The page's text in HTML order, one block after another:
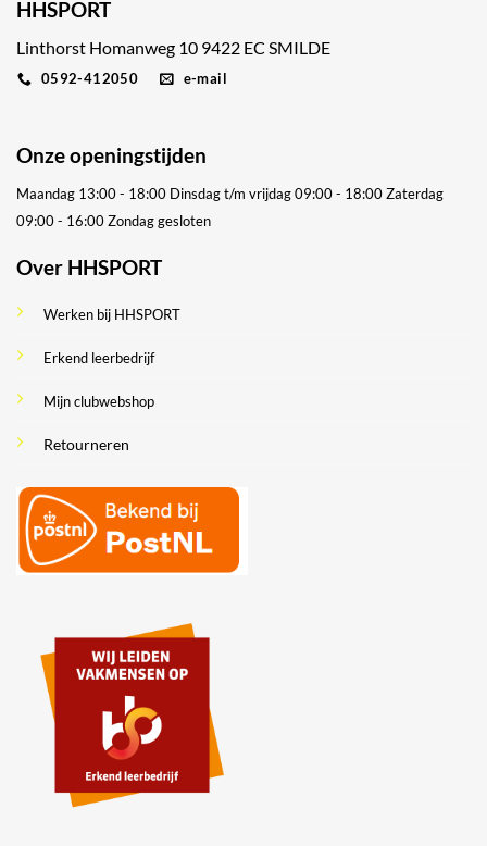
HHSPORT
Linthorst Homanweg 10 9422 EC SMILDE
0592-412050 e-mail
Onze openingstijden
Maandag 13:00 - 18:00 Dinsdag t/m vrijdag 09:00 - 18:00Zaterdag
09:00 - 16:00Zondag gesloten
Over HHSPORT
Werken bij HHSPORT
Erkend leerbedrijf
Mijn clubwebshop
Retourneren